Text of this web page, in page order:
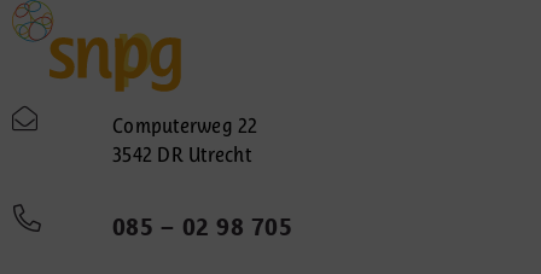
Computerweg 22
3542 DR Utrecht
085 – 02 98 705